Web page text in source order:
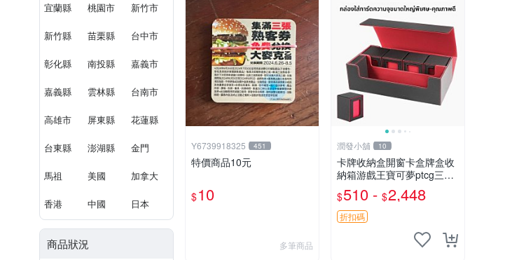
宜蘭縣 桃園市 新竹市
新竹縣 苗栗縣 台中市
彰化縣 南投縣 嘉義市
嘉義縣 雲林縣 台南市
高雄市 屏東縣 花蓮縣
台東縣 澎湖縣 金門
馬祖 美國 加拿大
香港 中國 日本
商品狀況
Y6739918325 451
特價商品10元
$10
多筆商品
潤發小舖 10
卡牌收納盒開窗卡盒牌盒收
納箱游戲王寶可夢ptcg三國
殺海賊王dtcg
$510 - $2,448
折扣碼